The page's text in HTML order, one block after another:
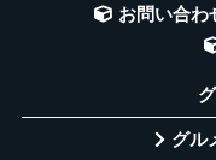
お問い合わ
グル